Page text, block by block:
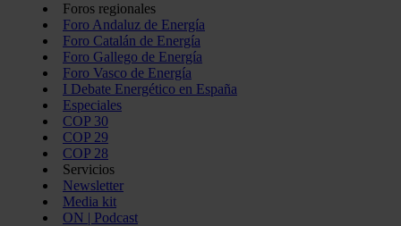
Foros regionales
Foro Andaluz de Energía
Foro Catalán de Energía
Foro Gallego de Energía
Foro Vasco de Energía
I Debate Energético en España
Especiales
COP 30
COP 29
COP 28
Servicios
Newsletter
Media kit
ON | Podcast